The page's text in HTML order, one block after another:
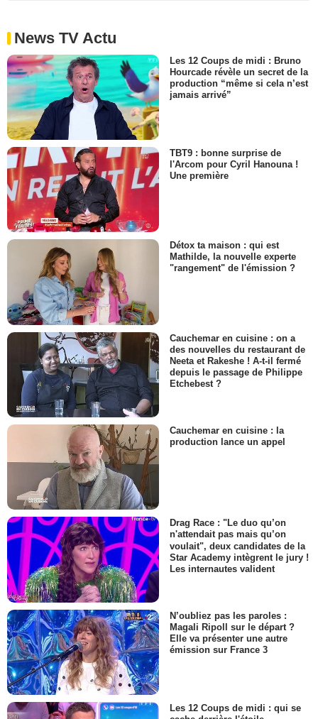
News TV Actu
Les 12 Coups de midi : Bruno
Hourcade révèle un secret de la
production “même si cela n’est
jamais arrivé”
TBT9 : bonne surprise de
l'Arcom pour Cyril Hanouna !
Une première
Détox ta maison : qui est
Mathilde, la nouvelle experte
"rangement" de l'émission ?
Cauchemar en cuisine : on a
des nouvelles du restaurant de
Neeta et Rakeshe ! A-t-il fermé
depuis le passage de Philippe
Etchebest ?
Cauchemar en cuisine : la
production lance un appel
Drag Race : "Le duo qu’on
n'attendait pas mais qu’on
voulait", deux candidates de la
Star Academy intègrent le jury !
Les internautes valident
N’oubliez pas les paroles :
Magali Ripoll sur le départ ?
Elle va présenter une autre
émission sur France 3
Les 12 Coups de midi : qui se